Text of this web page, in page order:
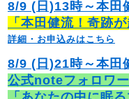
8/9 (日)13時～本田
「本田健流！奇跡
詳細・お申込みはこちら
8/9 (日)21時～本田
公式noteフォロワ